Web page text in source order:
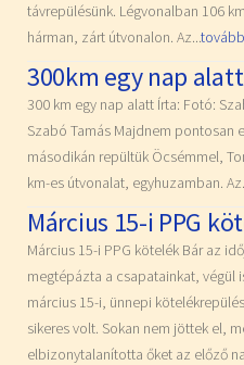
távrepülésünk. Légvonalban 106
hárman, zárt útvonalon. Az...
300km egy nap alatt
300 km egy nap alatt Írta: Fotó:
Szabó Tamás Majdnem pontosan
másodikán repültük Öcsémmel,
km-es útvonalat, egyhuzamban.
Március 15-i PPG
Március 15-i PPG kötelék Bár az
megtépázta a csapatainkat, végül
március 15-i, ünnepi
sikeres volt. Sokan nem jöttek el,
elbizonytalanította őket az előző